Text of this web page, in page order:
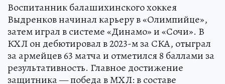
Воспитанник балашихинского хоккея
Выдренков начинал карьеру в «Олимпийце»,
затем играл в системе «Динамо» и «Сочи». В
КХЛ он дебютировал в 2023-м за СКА, отыграл
за армейцев 63 матча и отметился 8 баллами за
результативность. Главное достижение
защитника — победа в МХЛ: в составе